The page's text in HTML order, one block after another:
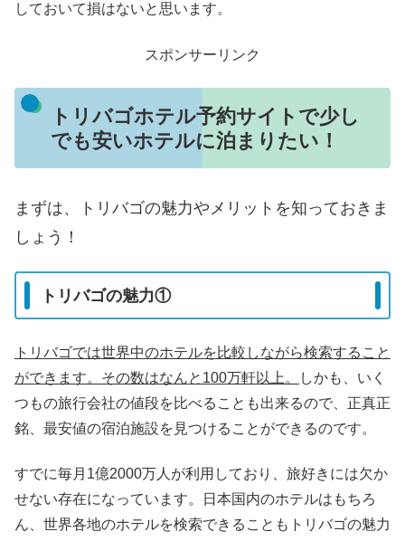
しておいて損はないと思います。
スポンサーリンク
トリバゴホテル予約サイトで少し
でも安いホテルに泊まりたい！
まずは、トリバゴの魅力やメリットを知っておきま
しょう！
トリバゴの魅力①
トリバゴでは世界中のホテルを比較しながら検索すること
ができます。 その数はなんと100万軒以上。
しかも、いく
つもの旅行会社の値段を比べることも出来るので、正真正
銘、最安値の宿泊施設を見つけることができるのです。
すでに毎月1億2000万人が利用しており、旅好きには欠か
せない存在になっています。日本国内のホテルはもちろ
ん、世界各地のホテルを検索できることもトリバゴの魅力